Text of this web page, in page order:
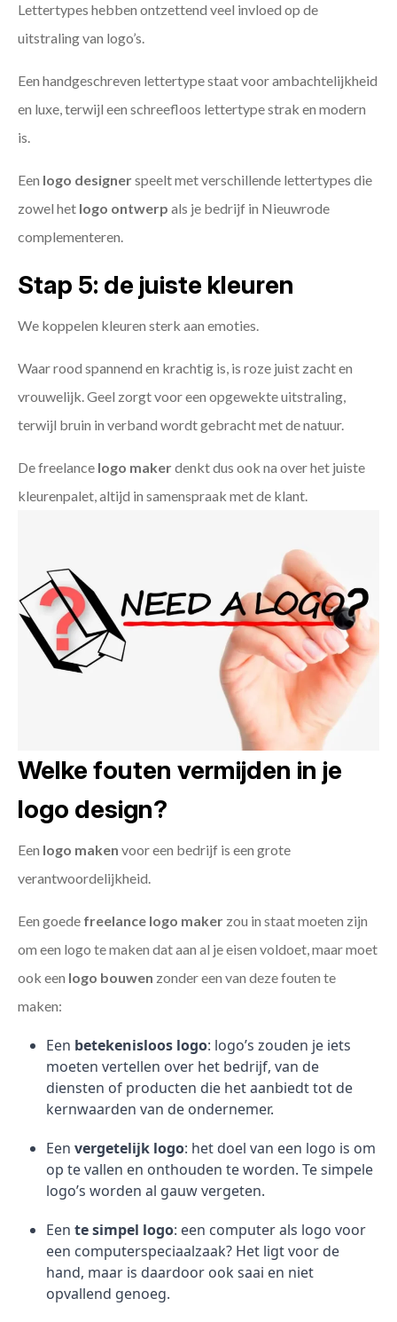
Lettertypes hebben ontzettend veel invloed op de
uitstraling van logo’s.
Een handgeschreven lettertype staat voor ambachtelijkheid
en luxe, terwijl een schreefloos lettertype strak en modern
is.
Een logo designerspeelt met verschillende lettertypes die
zowel het logo ontwerp als je bedrijf in Nieuwrode
complementeren.
Stap 5: de juiste kleuren
We koppelen kleuren sterk aan emoties.
Waar rood spannend en krachtig is, is roze juist zacht en
vrouwelijk. Geel zorgt voor een opgewekte uitstraling,
terwijl bruin in verband wordt gebracht met de natuur.
De freelance logo makerdenkt dus ook na over het juiste
kleurenpalet, altijd in samenspraak met de klant.
Welke fouten vermijden in je
logo design?
Een logo maken voor een bedrijf is een grote
verantwoordelijkheid.
Een goede freelance logo maker zou in staat moeten zijn
om een logo te maken dat aan al je eisen voldoet, maar moet
ook een logo bouwen zonder een van deze fouten te
maken:
Een betekenisloos logo: logo’s zouden je iets
moeten vertellen over het bedrijf, van de
diensten of producten die het aanbiedt tot de
kernwaarden van de ondernemer.
Een vergetelijk logo: het doel van een logo is om
op te vallen en onthouden te worden. Te simpele
logo’s worden al gauw vergeten.
Een te simpel logo: een computer als logo voor
een computerspeciaalzaak? Het ligt voor de
hand, maar is daardoor ook saai en niet
opvallend genoeg.